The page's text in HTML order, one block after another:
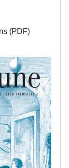
(PDF)